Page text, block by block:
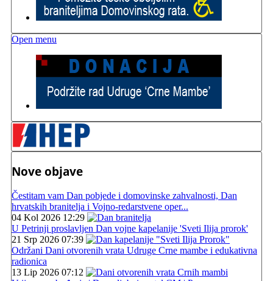
Open menu
Nove objave
Čestitam vam Dan pobjede i domovinske zahvalnosti, Dan
hrvatskih branitelja i Vojno-redarstvene oper...
04 Kol 2026 12:29
U Petrinji proslavljen Dan vojne kapelanije 'Sveti Ilija prorok'
21 Srp 2026 07:39
Održani Dani otvorenih vrata Udruge Crne mambe i edukativna
radionica
13 Lip 2026 07:12